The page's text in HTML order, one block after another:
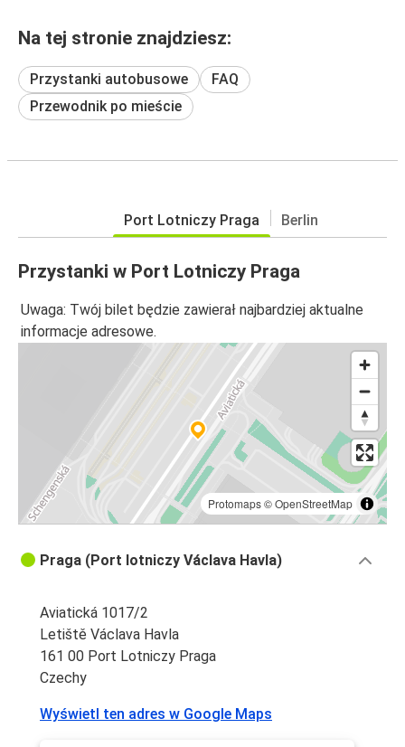
Na tej stronie znajdziesz:
Przystanki autobusowe
FAQ
Przewodnik po mieście
Port Lotniczy Praga Berlin
Przystanki w Port Lotniczy Praga
Uwaga: Twój bilet będzie zawierał najbardziej aktualne
informacje adresowe.
Protomaps©OpenStreetMap
Praga (Port lotniczy Václava Havla)
Aviatická 1017/2
Letiště Václava Havla
161 00 Port Lotniczy Praga
Czechy
Wyświetl ten adres w Google Maps